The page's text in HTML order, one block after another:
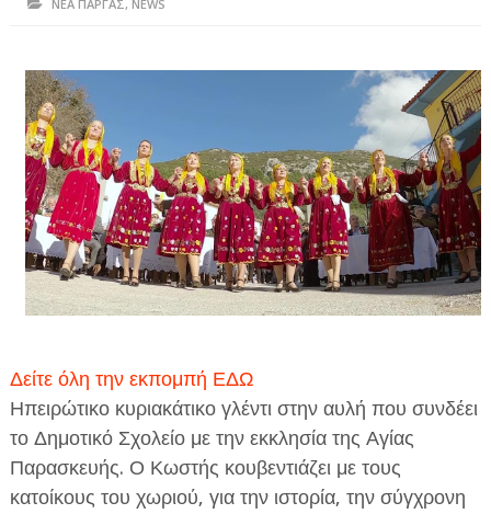
ΗΠΕΙΡΟΣ
ΑΡΤΑ
ΙΩΑΝΝΙΝΑ
ΘΕΣΠΡΩΤΙΑ
ΙΟΝΙΑ ΝΗΣΙΑ
ΚΑΙ ΕΛΛΑΔΑ
ΠΟΛΙΤΙΣΜΟΣ
ΠΕΡΙΒΑΛΛΟΝ
ΤΕΧΝΟΛΟΓΙΑ
ΝΕΑ ΠΑΡΓΑΣ, NEWS
Δείτε όλη την εκπομπή ΕΔΩ
Ηπειρώτικο κυριακάτικο γλέντι στην αυλή που συνδέει
το Δημοτικό Σχολείο με την εκκλησία της Αγίας
Παρασκευής. Ο Κωστής κουβεντιάζει με τους
κατοίκους του χωριού, για την ιστορία, την σύγχρονη